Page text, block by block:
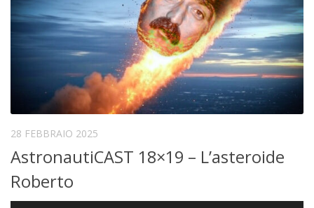
28 FEBBRAIO 2025
AstronautiCAST 18×19 – L’asteroide
Roberto